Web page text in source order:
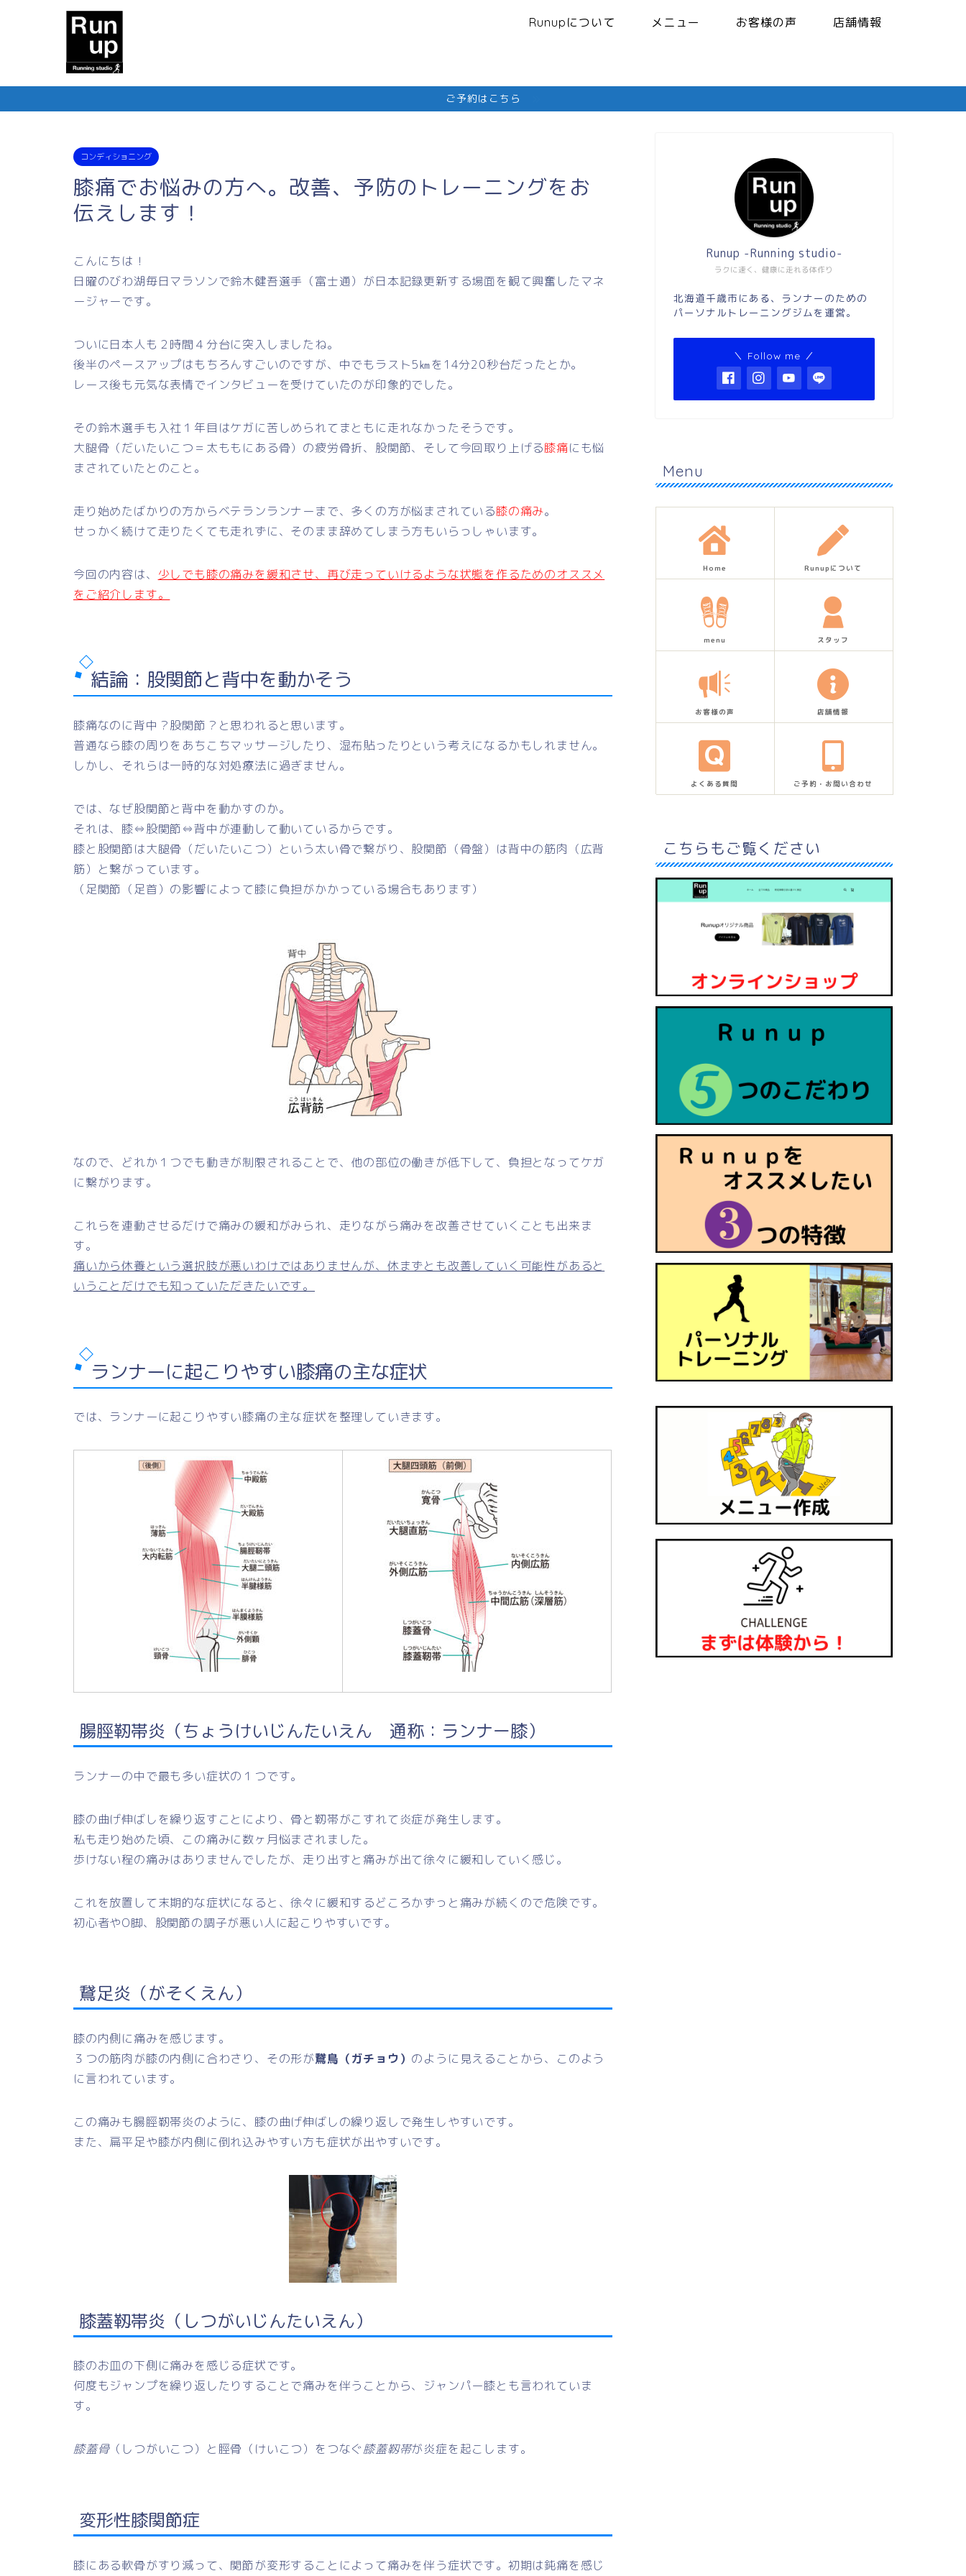
Runupについて メニュー お客様の声 店舗情報
ご予約はこちら
コンディショニング
膝痛でお悩みの方へ。改善、予防のトレーニングをお
伝えします！
こんにちは！
日曜のびわ湖毎日マラソンで鈴木健吾選手（富士通）が日本記録更新する場面を観て興奮したマネ
ージャーです。
ついに日本人も２時間４分台に突入しましたね。
後半のペースアップはもちろんすごいのですが、中でもラスト5㎞を14分20秒台だったとか。
レース後も元気な表情でインタビューを受けていたのが印象的でした。
その鈴木選手も入社１年目はケガに苦しめられてまともに走れなかったそうです。
大腿骨（だいたいこつ＝太ももにある骨）の疲労骨折、股関節、そして今回取り上げる膝痛にも悩
まされていたとのこと。
走り始めたばかりの方からベテランランナーまで、多くの方が悩まされている膝の痛み。
せっかく続けて走りたくても走れずに、そのまま辞めてしまう方もいらっしゃいます。
今回の内容は、 少しでも膝の痛みを緩和させ、再び走っていけるような状態を作るためのオススメ
をご紹介します。
結論：股関節と背中を動かそう
膝痛なのに背中？股関節？と思われると思います。
普通なら膝の周りをあちこちマッサージしたり、湿布貼ったりという考えになるかもしれません。
しかし、それらは一時的な対処療法に過ぎません。
では、なぜ股関節と背中を動かすのか。
それは、膝⇔股関節⇔背中が連動して動いているからです。
膝と股関節は大腿骨（だいたいこつ）という太い骨で繋がり、股関節（骨盤）は背中の筋肉（広背
筋）と繋がっています。
（足関節（足首）の影響によって膝に負担がかかっている場合もあります）
なので、どれか１つでも動きが制限されることで、他の部位の働きが低下して、負担となってケガ
に繋がります。
これらを連動させるだけで痛みの緩和がみられ、走りながら痛みを改善させていくことも出来ま
す。
痛いから休養という選択肢が悪いわけではありませんが、休まずとも改善していく可能性があると
いうことだけでも知っていただきたいです。
ランナーに起こりやすい膝痛の主な症状
では、ランナーに起こりやすい膝痛の主な症状を整理していきます。
腸脛靭帯炎（ちょうけいじんたいえん 通称：ランナー膝）
ランナーの中で最も多い症状の１つです。
膝の曲げ伸ばしを繰り返すことにより、骨と靱帯がこすれて炎症が発生します。
私も走り始めた頃、この痛みに数ヶ月悩まされました。
歩けない程の痛みはありませんでしたが、走り出すと痛みが出て徐々に緩和していく感じ。
これを放置して末期的な症状になると、徐々に緩和するどころかずっと痛みが続くので危険です。
初心者やO脚、股関節の調子が悪い人に起こりやすいです。
鵞足炎（がそくえん）
膝の内側に痛みを感じます。
３つの筋肉が膝の内側に合わさり、その形が鵞鳥（ガチョウ） のように見えることから、このよう
に言われています。
この痛みも腸脛靭帯炎のように、膝の曲げ伸ばしの繰り返しで発生しやすいです。
また、扁平足や膝が内側に倒れ込みやすい方も症状が出やすいです。
膝蓋靱帯炎（しつがいじんたいえん）
膝のお皿の下側に痛みを感じる症状です。
何度もジャンプを繰り返したりすることで痛みを伴うことから、ジャンパー膝とも言われていま
す。
膝蓋骨（しつがいこつ）と脛骨（けいこつ）をつなぐ膝蓋靱帯が炎症を起こします。
変形性膝関節症
膝にある軟骨がすり減って、関節が変形することによって痛みを伴う症状です。初期は鈍痛を感じ
ラクに速く、健康に走れる体作り
Runup -Running studio-
北海道千歳市にある、ランナーのための
パーソナルトレーニングジムを運営。
＼ Follow me ／
Menu
Home Runupについて
menu スタッフ
お客様の声 店舗情報
よくある質問 ご予約・お問い合わせ
こちらもご覧ください